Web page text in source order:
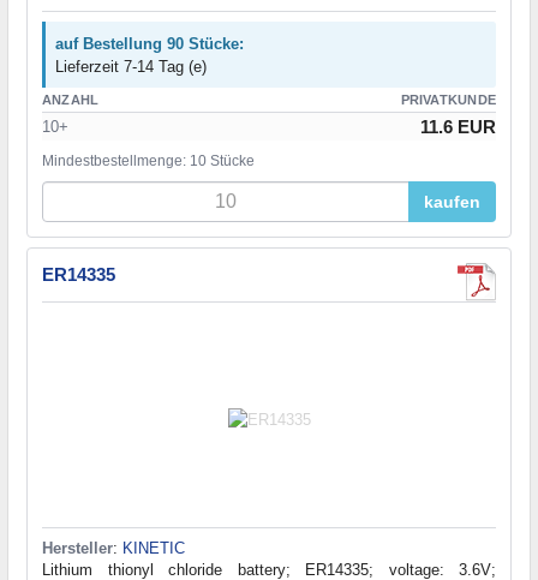
auf Bestellung 90 Stücke:
Lieferzeit 7-14 Tag (e)
ANZAHL PRIVATKUNDE
10+ 11.6 EUR
Mindestbestellmenge: 10 Stücke
kaufen
ER14335
Hersteller: KINETIC
Lithium thionyl chloride battery; ER14335; voltage: 3.6V;